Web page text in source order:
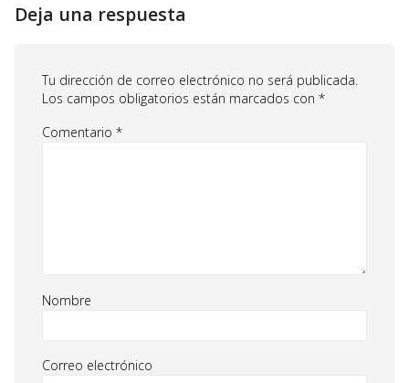
Deja una respuesta
Tu dirección de correo electrónico no será publicada.
Los campos obligatorios están marcados con *
Comentario *
Nombre
Correo electrónico